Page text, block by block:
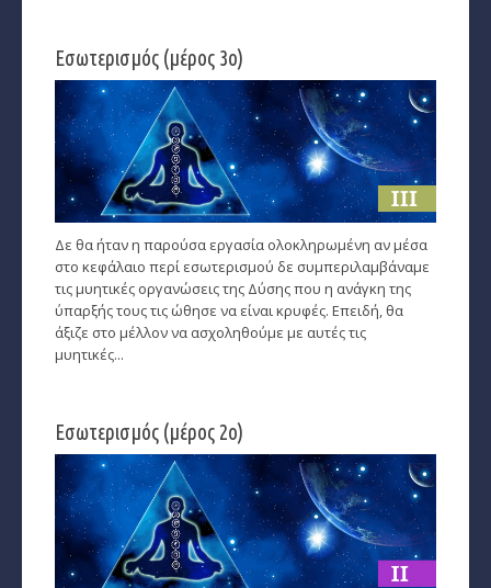
Εσωτερισμός (μέρος 3ο)
Δε θα ήταν η παρούσα εργασία ολοκληρωμένη αν μέσα
στο κεφάλαιο περί εσωτερισμού δε συμπεριλαμβάναμε
τις μυητικές οργανώσεις της Δύσης που η ανάγκη της
ύπαρξής τους τις ώθησε να είναι κρυφές. Επειδή, θα
άξιζε στο μέλλον να ασχοληθούμε με αυτές τις
μυητικές...
Εσωτερισμός (μέρος 2ο)